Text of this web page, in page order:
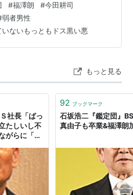
様」
バンキシャ！]]」
ように、センサーしっかり機
もなってないが、何が起きた
の依頼人、宝石収集が趣味で、
ている。家宝である宝石を売る
りさせたいんです」という依
#福澤朗 #今田耕司
弱者男性
ないもっともドス黒い悪
もっと見る
社長「ばっ
たしいし不
がらに「こ
92 ブックマーク
石坂浩二『鑑定団』
真由子も卒業&福澤朗